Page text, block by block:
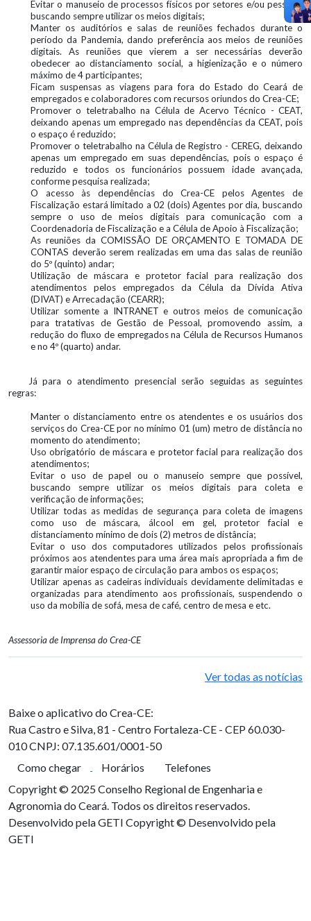
Evitar o manuseio de processos físicos por setores e/ou pessoas,
buscando sempre utilizar os meios digitais;
Manter os auditórios e salas de reuniões fechados durante o
período da Pandemia, dando preferência aos meios de reuniões
digitais. As reuniões que vierem a ser necessárias deverão
obedecer ao distanciamento social, a higienização e o número
máximo de 4 participantes;
Ficam suspensas as viagens para fora do Estado do Ceará de
empregados e colaboradores com recursos oriundos do Crea-CE;
Promover o teletrabalho na Célula de Acervo Técnico - CEAT,
deixando apenas um empregado nas dependências da CEAT, pois
o espaço é reduzido;
Promover o teletrabalho na Célula de Registro - CEREG, deixando
apenas um empregado em suas dependências, pois o espaço é
reduzido e todos os funcionários possuem idade avançada,
conforme pesquisa realizada;
O acesso às dependências do Crea-CE pelos Agentes de
Fiscalização estará limitado a 02 (dois) Agentes por dia, buscando
sempre o uso de meios digitais para comunicação com a
Coordenadoria de Fiscalização e a Célula de Apoio à Fiscalização;
As reuniões da COMISSÃO DE ORÇAMENTO E TOMADA DE
CONTAS deverão serem realizadas em uma das salas de reunião
do 5º (quinto) andar;
Utilização de máscara e protetor facial para realização dos
atendimentos pelos empregados da Célula da Dívida Ativa
(DIVAT) e Arrecadação (CEARR);
Utilizar somente a INTRANET e outros meios de comunicação
para tratativas de Gestão de Pessoal, promovendo assim, a
redução do fluxo de empregados na Célula de Recursos Humanos
e no 4º (quarto) andar.
Já para o atendimento presencial serão seguidas as seguintes
regras:
Manter o distanciamento entre os atendentes e os usuários dos
serviços do Crea-CE por no mínimo 01 (um) metro de distância no
momento do atendimento;
Uso obrigatório de máscara e protetor facial para realização dos
atendimentos;
Evitar o uso de papel ou o manuseio sempre que possível,
buscando sempre utilizar os meios digitais para coleta e
verificação de informações;
Utilizar todas as medidas de segurança para coleta de imagens
como uso de máscara, álcool em gel, protetor facial e
distanciamento mínimo de dois (2) metros de distância;
Evitar o uso dos computadores utilizados pelos profissionais
próximos aos atendentes para uma área mais apropriada a fim de
garantir maior espaço de circulação para ambos os espaços;
Utilizar apenas as cadeiras individuais devidamente delimitadas e
organizadas para atendimento aos profissionais, suspendendo o
uso da mobília de sofá, mesa de café, centro de mesa e etc.
Assessoria de Imprensa do Crea-CE
Ver todas as notícias
Baixe o aplicativo do Crea-CE:
Rua Castro e Silva, 81 - Centro Fortaleza-CE - CEP 60.030-
010CNPJ: 07.135.601/0001-50
Como chegar
Horários
Telefones
Copyright © 2025 Conselho Regional de Engenharia e
Agronomia do Ceará. Todos os direitos reservados.
Desenvolvido pela GETI Copyright © Desenvolvido pela
GETI